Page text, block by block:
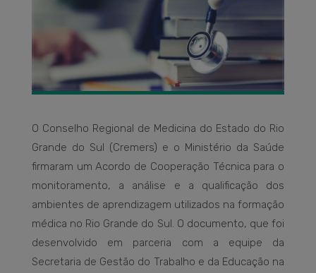
O Conselho Regional de Medicina do Estado do Rio
Grande do Sul (Cremers) e o Ministério da Saúde
firmaram um Acordo de Cooperação Técnica para o
monitoramento, a análise e a qualificação dos
ambientes de aprendizagem utilizados na formação
médica no Rio Grande do Sul. O documento, que foi
desenvolvido em parceria com a equipe da
Secretaria de Gestão do Trabalho e da Educação na